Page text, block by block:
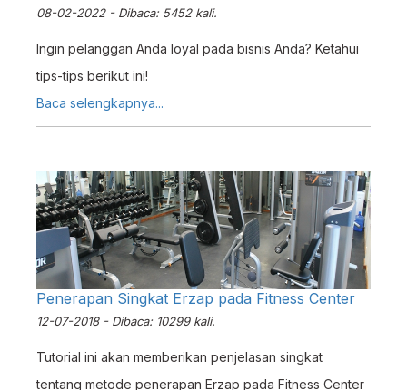
08-02-2022 - Dibaca: 5452 kali.
Ingin pelanggan Anda loyal pada bisnis Anda? Ketahui
tips-tips berikut ini!
Baca selengkapnya...
Penerapan Singkat Erzap pada Fitness Center
12-07-2018 - Dibaca: 10299 kali.
Tutorial ini akan memberikan penjelasan singkat
tentang metode penerapan Erzap pada Fitness Center